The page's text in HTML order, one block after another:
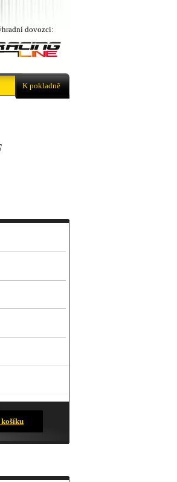
dovozci:
K pokladně